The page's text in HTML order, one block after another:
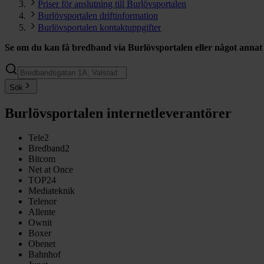
Priser för anslutning till Burlövsportalen
Burlövsportalen driftinformation
Burlövsportalen kontaktuppgifter
Se om du kan få bredband via Burlövsportalen eller något
Sök
Burlövsportalen internetleverantörer
Tele2
Bredband2
Bitcom
Net at Once
TOP24
Mediateknik
Telenor
Allente
Ownit
Boxer
Obenet
Bahnhof